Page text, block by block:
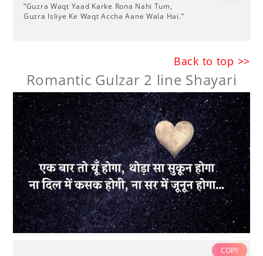
“Guzra Waqt Yaad Karke Rona Nahi Tum,
Guzra Isliye Ke Waqt Accha Aane Wala Hai.”
Back to top >>
Romantic Gulzar 2 line Shayari
COPY